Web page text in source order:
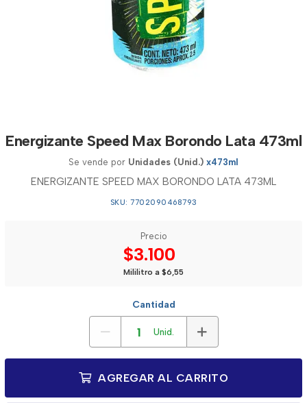
Energizante Speed Max Borondo Lata 473ml
Se vende por Unidades (Unid.) x473ml
ENERGIZANTE SPEED MAX BORONDO LATA 473ML
SKU: 7702090468793
Precio
$3.100
Mililitro a $6,55
Cantidad
Unid.
AGREGAR AL CARRITO